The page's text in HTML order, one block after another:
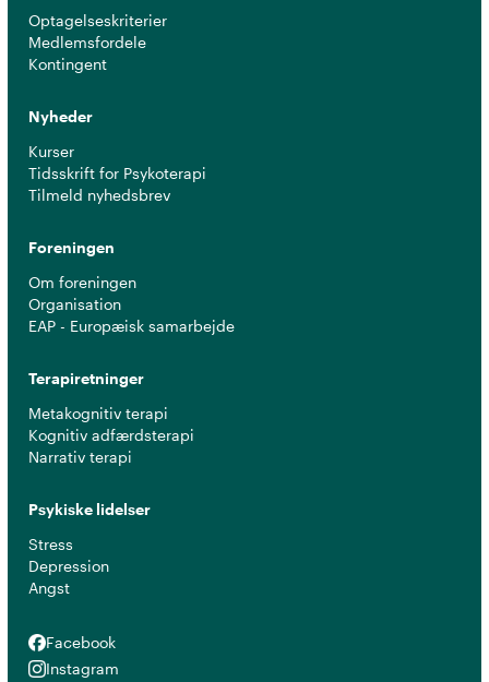
Optagelseskriterier
Medlemsfordele
Kontingent
Nyheder
Kurser
Tidsskrift for Psykoterapi
Tilmeld nyhedsbrev
Foreningen
Om foreningen
Organisation
EAP - Europæisk samarbejde
Terapiretninger
Metakognitiv terapi
Kognitiv adfærdsterapi
Narrativ terapi
Psykiske lidelser
Stress
Depression
Angst
Facebook
Facebook
Instagram
Instagram